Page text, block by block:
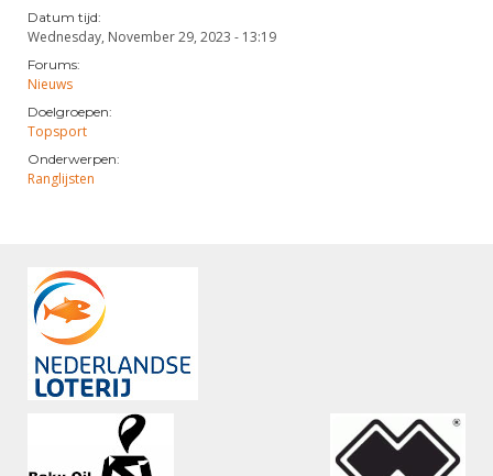
Datum tijd:
Wednesday, November 29, 2023 - 13:19
Forums:
Nieuws
Doelgroepen:
Topsport
Onderwerpen:
Ranglijsten